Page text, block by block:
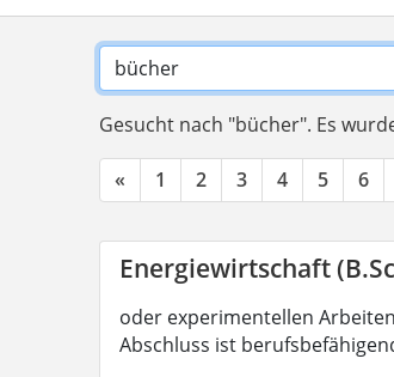
Gesucht nach "bücher". Es
« 1 2 3 4 5 6
Energiewirtschaft
oder experimentellen
Abschluss ist